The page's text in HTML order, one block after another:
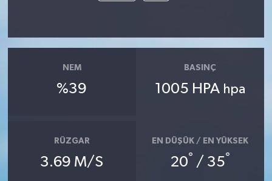
NEM
%39
BASINÇ
1005 HPA hpa
RÜZGAR
3.69 M/S
EN DÜŞÜK / EN YÜKSEK
20° / 35°